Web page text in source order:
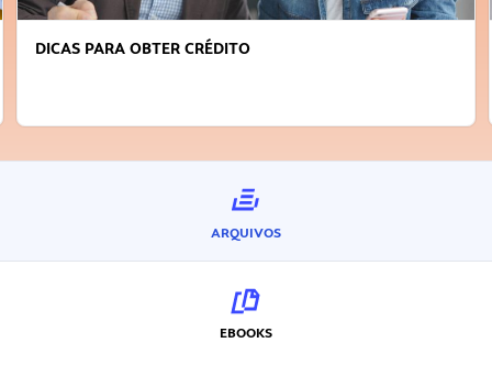
DICAS PARA OBTER CRÉDITO
ARQUIVOS
EBOOKS